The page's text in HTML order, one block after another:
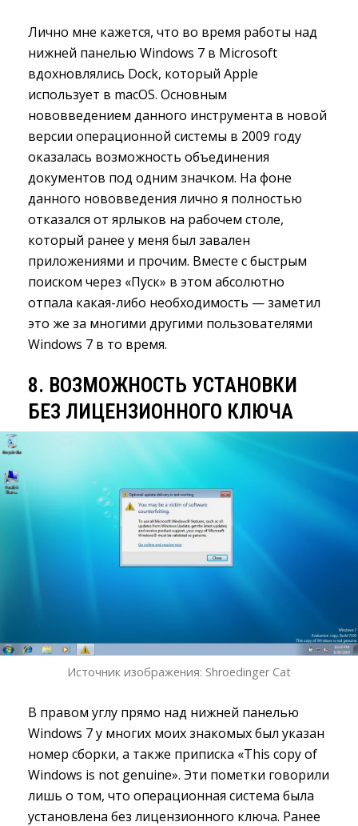
Лично мне кажется, что во время работы над
нижней панелью Windows 7 в Microsoft
вдохновлялись Dock, который Apple
использует в macOS. Основным
нововведением данного инструмента в новой
версии операционной системы в 2009 году
оказалась возможность объединения
документов под одним значком. На фоне
данного нововведения лично я полностью
отказался от ярлыков на рабочем столе,
который ранее у меня был завален
приложениями и прочим. Вместе с быстрым
поиском через «Пуск» в этом абсолютно
отпала какая-либо необходимость — заметил
это же за многими другими пользователями
Windows 7 в то время.
8. ВОЗМОЖНОСТЬ УСТАНОВКИ
БЕЗ ЛИЦЕНЗИОННОГО КЛЮЧА
Источник изображения: Shroedinger Cat
В правом углу прямо над нижней панелью
Windows 7 у многих моих знакомых был указан
номер сборки, а также приписка «This copy of
Windows is not genuine». Эти пометки говорили
лишь о том, что операционная система была
установлена без лицензионного ключа. Ранее